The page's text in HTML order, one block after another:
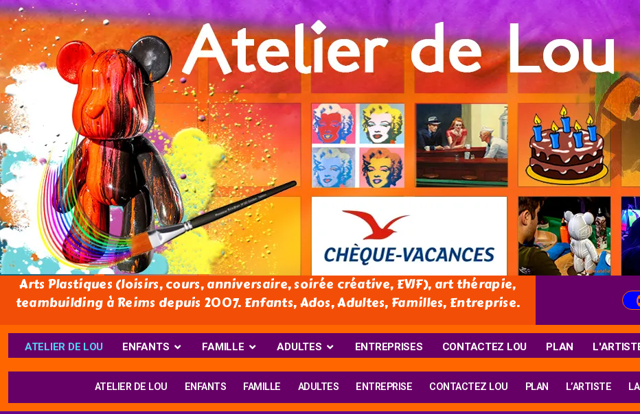
Arts Plastiques (loisirs, cours, anniversaire, soirée créative, EVJF), art thérapie,
teambuilding à Reims depuis 2007. Enfants, Ados, Adultes, Familles, Entreprise.
ATELIER DE LOU ENFANTS FAMILLE ADULTES ENTREPRISES CONTACTEZ LOU PLAN
ATELIER DE LOU ENFANTS FAMILLE ADULTES ENTREPRISE CONTACTEZ LOU PLAN L’ARTISTE